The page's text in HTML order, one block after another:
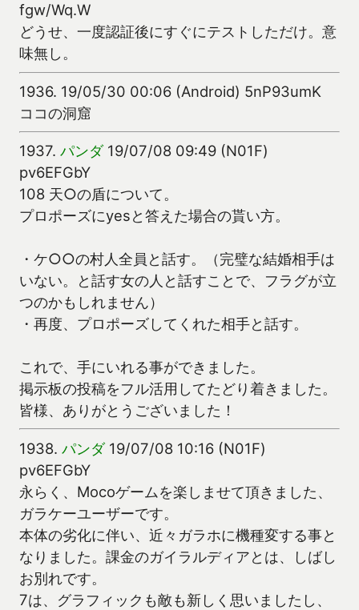
fgw/Wq.W
どうせ、一度認証後にすぐにテストしただけ。意
味無し。
1936. 19/05/30 00:06 (Android) 5nP93umK
ココの洞窟
1937. パンダ 19/07/08 09:49 (N01F)
pv6EFGbY
108 天○の盾について。
プロポーズにyesと答えた場合の貰い方。
・ケ○○の村人全員と話す。（完璧な結婚相手は
いない。と話す女の人と話すことで、フラグが立
つのかもしれません）
・再度、プロポーズしてくれた相手と話す。
これで、手にいれる事ができました。
掲示板の投稿をフル活用してたどり着きました。
皆様、ありがとうございました！
1938. パンダ 19/07/08 10:16 (N01F)
pv6EFGbY
永らく、Mocoゲームを楽しませて頂きました、
ガラケーユーザーです。
本体の劣化に伴い、近々ガラホに機種変する事と
なりました。課金のガイラルディアとは、しばし
お別れです。
7は、グラフィックも敵も新しく思いましたし、